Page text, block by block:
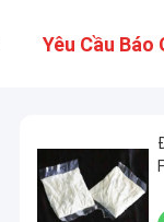
Yêu Cầu Báo